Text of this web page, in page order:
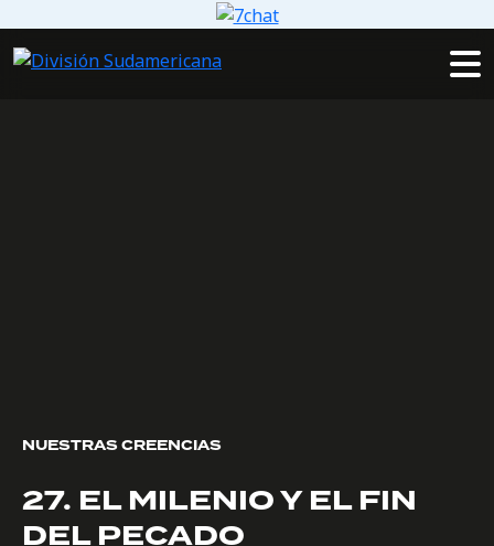
NUESTRAS CREENCIAS
27. EL MILENIO Y EL FIN
DEL PECADO